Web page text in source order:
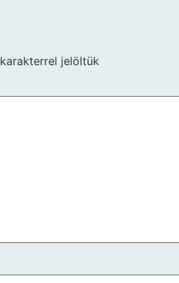
karakterrel jelöltük